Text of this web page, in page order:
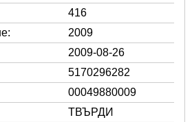
416
2009
2009-08-26
5170296282
00049880009
ТВЪРДИ